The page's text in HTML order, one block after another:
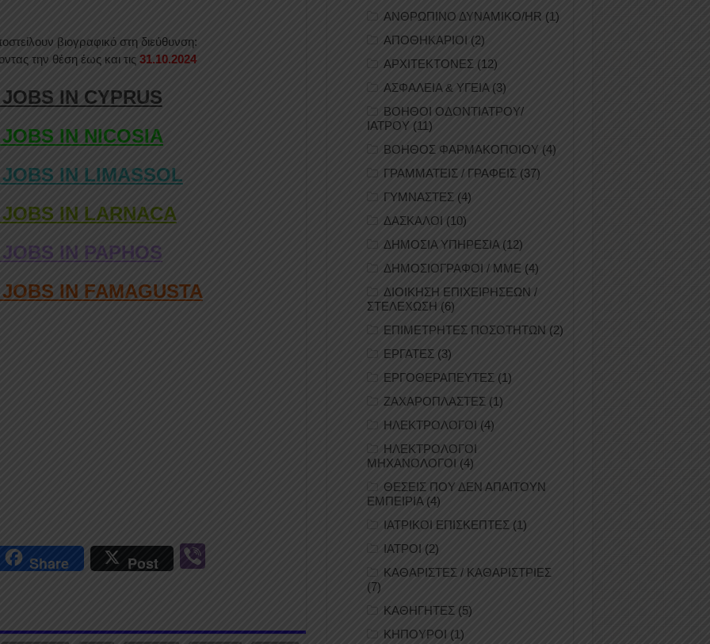
βιογραφικό στη διεύθυνση:
την θέση έως και τις 31.10.2024
IN CYPRUS
IN NICOSIA
IN LIMASSOL
IN LARNACA
IN PAPHOS
IN FAMAGUSTA
Share Post
ΑΝΘΡΩΠΙΝΟ ΔΥΝΑΜΙΚΟ/HR (1)
ΑΠΟΘΗΚΑΡΙΟΙ (2)
ΑΡΧΙΤΕΚΤΟΝΕΣ (12)
ΑΣΦΑΛΕΙΑ & ΥΓΕΙΑ (3)
ΒΟΗΘΟΙ ΟΔΟΝΤΙΑΤΡΟΥ/
ΙΑΤΡΟΥ(11)
ΒΟΗΘΟΣ ΦΑΡΜΑΚΟΠΟΙΟΥ (4)
ΓΡΑΜΜΑΤΕΙΣ / ΓΡΑΦΕΙΣ (37)
ΓΥΜΝΑΣΤΕΣ (4)
ΔΑΣΚΑΛΟΙ (10)
ΔΗΜΟΣΙΑ ΥΠΗΡΕΣΙΑ (12)
ΔΗΜΟΣΙΟΓΡΑΦΟΙ / ΜΜΕ (4)
ΔΙΟΙΚΗΣΗ ΕΠΙΧΕΙΡΗΣΕΩΝ /
ΣΤΕΛΕΧΩΣΗ (6)
ΕΠΙΜΕΤΡΗΤΕΣ ΠΟΣΟΤΗΤΩΝ (2)
ΕΡΓΑΤΕΣ (3)
ΕΡΓΟΘΕΡΑΠΕΥΤΕΣ (1)
ΖΑΧΑΡΟΠΛΑΣΤΕΣ (1)
ΗΛΕΚΤΡΟΛΟΓΟΙ (4)
ΗΛΕΚΤΡΟΛΟΓΟΙ
ΜΗΧΑΝΟΛΟΓΟΙ (4)
ΘΕΣΕΙΣ ΠΟΥ ΔΕΝ ΑΠΑΙΤΟΥΝ
ΕΜΠΕΙΡΙΑ(4)
ΙΑΤΡΙΚΟΙ ΕΠΙΣΚΕΠΤΕΣ (1)
ΙΑΤΡΟΙ (2)
ΚΑΘΑΡΙΣΤΕΣ / ΚΑΘΑΡΙΣΤΡΙΕΣ
(7)
ΚΑΘΗΓΗΤΕΣ (5)
ΚΗΠΟΥΡΟΙ (1)